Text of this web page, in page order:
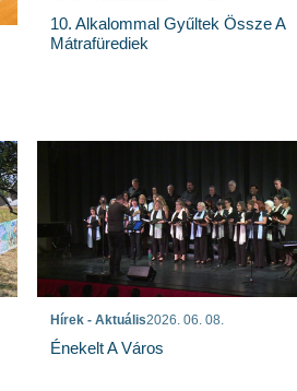
10. Alkalommal Gyűltek Össze A
Mátrafürediek
Hírek - Aktuális2026. 06. 08.
Énekelt A Város